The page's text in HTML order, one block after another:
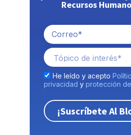
Recursos
He leído y acepto
privacidad y protección